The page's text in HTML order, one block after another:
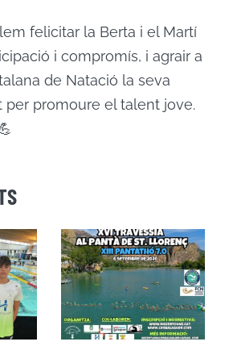
felicitar la Berta i el Martí
i compromís, i agrair a
de Natació la seva
per promoure el talent jove.